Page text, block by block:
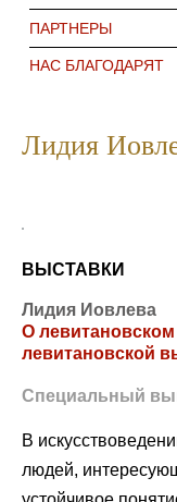
ПАРТНЕРЫ
НАС БЛАГОДАРЯТ
Лидия
ВЫСТАВКИ
Лидия Иовлева
О
левитановской
Специальный
В
людей,